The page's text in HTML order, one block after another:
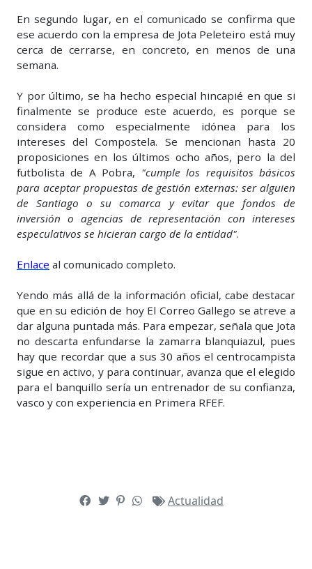
En segundo lugar, en el comunicado se confirma que
ese acuerdo con la empresa de Jota Peleteiro está muy
cerca de cerrarse, en concreto, en menos de una
semana.
Y por último, se ha hecho especial hincapié en que si
finalmente se produce este acuerdo, es porque se
considera como especialmente idónea para los
intereses del Compostela. Se mencionan hasta 20
proposiciones en los últimos ocho años, pero la del
futbolista de A Pobra, "cumple los requisitos básicos
para aceptar propuestas de gestión externas: ser alguien
de Santiago o su comarca y evitar que fondos de
inversión o agencias de representación con intereses
especulativos se hicieran cargo de la entidad".
Enlace al comunicado completo.
Yendo más allá de la información oficial, cabe destacar
que en su edición de hoy El Correo Gallego se atreve a
dar alguna puntada más. Para empezar, señala que Jota
no descarta enfundarse la zamarra blanquiazul, pues
hay que recordar que a sus 30 años el centrocampista
sigue en activo, y para continuar, avanza que el elegido
para el banquillo sería un entrenador de su confianza,
vasco y con experiencia en Primera RFEF.
Actualidad